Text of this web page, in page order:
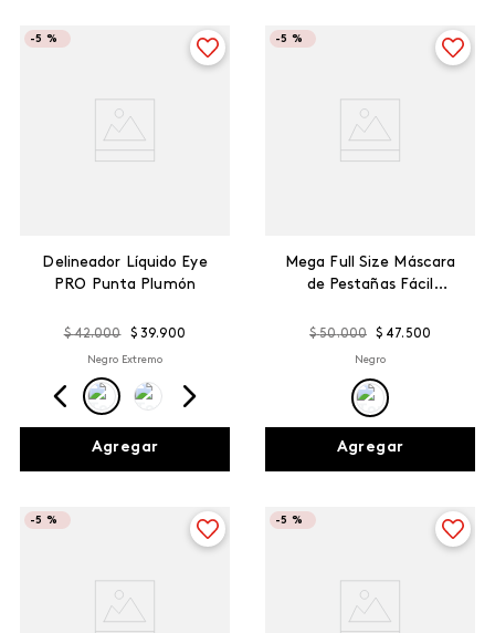
Delineador Líquido Eye
PRO Punta Plumón
-5 %
$ 42.000 $ 39.900
Negro Extremo
Agregar
Mega Full Size Máscara
de Pestañas Fácil
-5 %
$ 50.000 $ 47. 500
Negro
Agregar
-5 % -5 %